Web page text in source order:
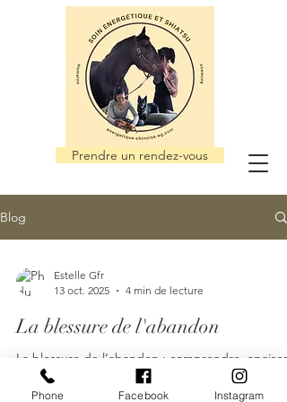
Prendre un rendez-vous
Blog
Estelle Gfr
13 oct. 2025
4 min de lecture
La blessure de l'abandon
La blessure de l’abandon : comprendre, apaiser
guérir Cette blessure touche notre besoin
fondamental d’amour et de connexion, et
Phone Facebook Instagram